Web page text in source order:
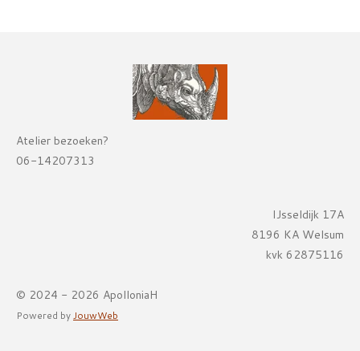
Atelier bezoeken?
06-14207313
IJsseldijk 17A
8196 KA Welsum
kvk 62875116
© 2024 - 2026 ApolloniaH
Powered byJouwWeb